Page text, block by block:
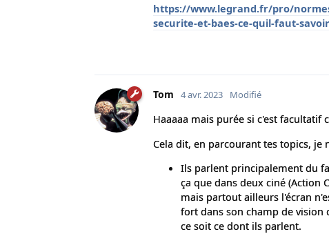
https://www.legrand.fr/pro/
securite-et-baes-ce-quil-faut-savoir
Tom 4 avr. 2023 Modifié
Haaaaa mais purée si c'est facultatif
Cela dit, en parcourant tes topics, je
Ils parlent principalement du
ça que dans deux ciné (Action
mais partout ailleurs l'écran
fort dans son champ de vision
ce soit ce dont ils parlent.